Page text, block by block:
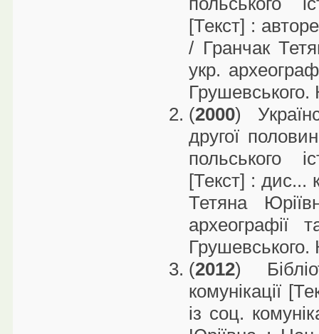
[Текст] :
/ Гранчак
укр.
Грушевського.
(2000)
другої
польського
[Текст] : дис...
Тетяна
Грушевського.
(2012)
комунікації
із соц.